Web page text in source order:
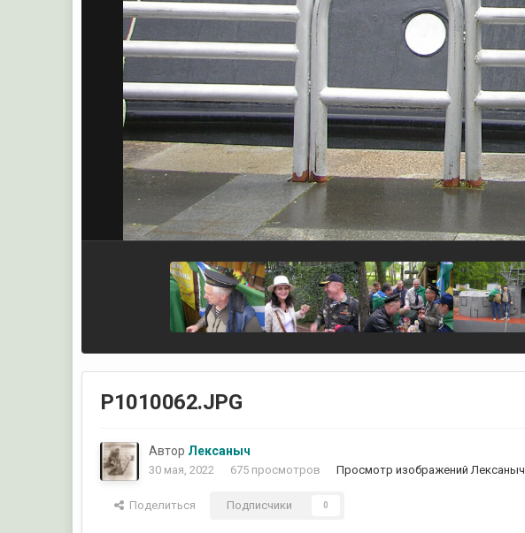
P1010062.JPG
Автор Лексаныч
30 мая, 2022 675 просмотров Просмотр изображений Лексаныч
Поделиться Подписчики 0